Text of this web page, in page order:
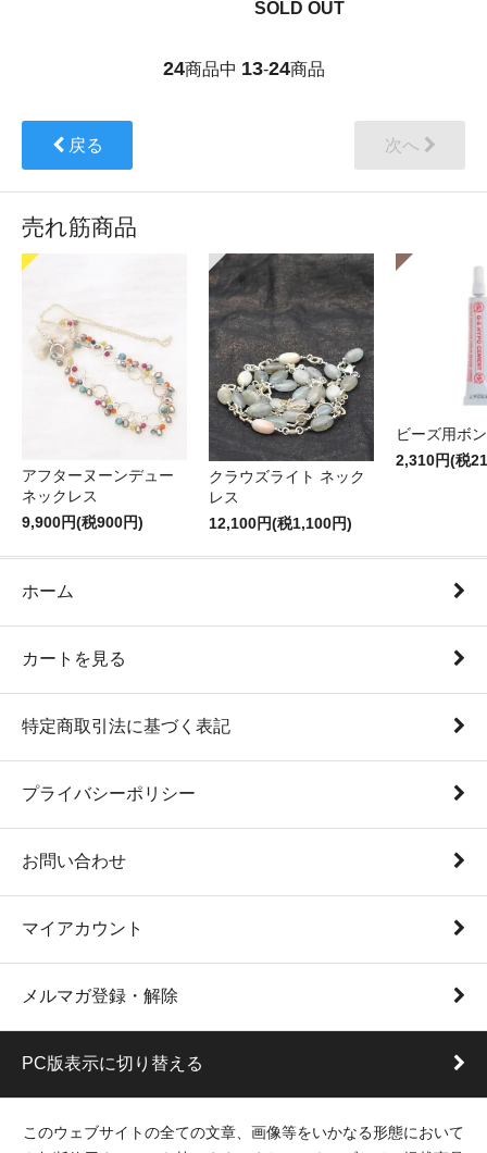
SOLD OUT
24商品中 13-24商品
戻る 次へ
売れ筋商品
アフターヌーンデュー
ネックレス
9,900円(税900円)
クラウズライト ネック
レス
12,100円(税1,100円)
ビーズ用ボ
2,310円(税
ホーム
カートを見る
特定商取引法に基づく表記
プライバシーポリシー
お問い合わせ
マイアカウント
メルマガ登録・解除
PC版表示に切り替える
このウェブサイトの全ての文章、画像等をいかなる形態において